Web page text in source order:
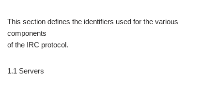
This section defines the identifiers used for the various
components
of the IRC protocol.
1.1 Servers